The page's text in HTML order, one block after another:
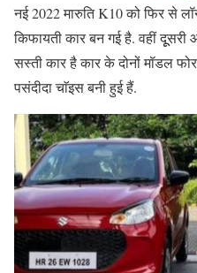
नई 2022 मारुति K10 को फिर से
किफायती कार बन गई है. वहीं
सस्ती कार है कार के दोनों मॉडल
पसंदीदा चाॅइस बनी हुई हैं.